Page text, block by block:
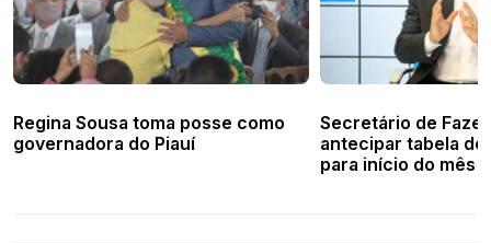
Regina Sousa toma posse como
governadora do Piauí
Secretário de
antecipar tabela de
para início do mês